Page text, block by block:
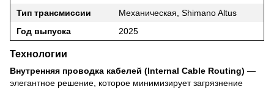
Тип трансмиссии
Механическая, Shimano Altus
Год выпуска
2025
Технологии
Внутренняя проводка кабелей (Internal Cable Routing) —
элегантное решение, которое минимизирует загрязнение